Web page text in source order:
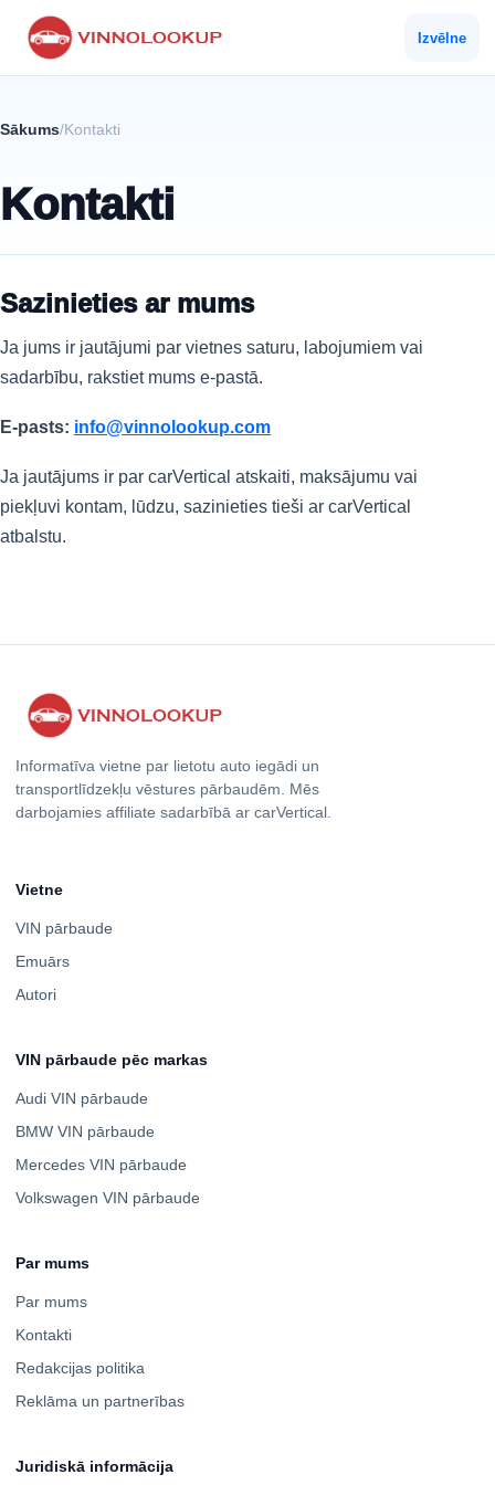
Izvēlne
Sākums/Kontakti
Kontakti
Sazinieties ar mums
Ja jums ir jautājumi par vietnes saturu, labojumiem vai
sadarbību, rakstiet mums e-pastā.
E-pasts: info@vinnolookup.com
Ja jautājums ir par carVertical atskaiti, maksājumu vai
piekļuvi kontam, lūdzu, sazinieties tieši ar carVertical
atbalstu.
Informatīva vietne par lietotu auto iegādi un
transportlīdzekļu vēstures pārbaudēm. Mēs
darbojamies affiliate sadarbībā ar carVertical.
Vietne
VIN pārbaude
Emuārs
Autori
VIN pārbaude pēc markas
Audi VIN pārbaude
BMW VIN pārbaude
Mercedes VIN pārbaude
Volkswagen VIN pārbaude
Par mums
Par mums
Kontakti
Redakcijas politika
Reklāma un partnerības
Juridiskā informācija